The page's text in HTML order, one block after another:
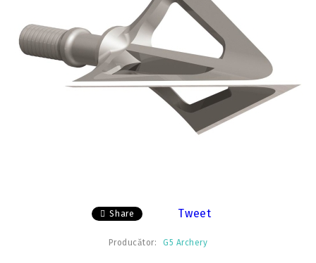
Share Tweet
Producător: G5 Archery